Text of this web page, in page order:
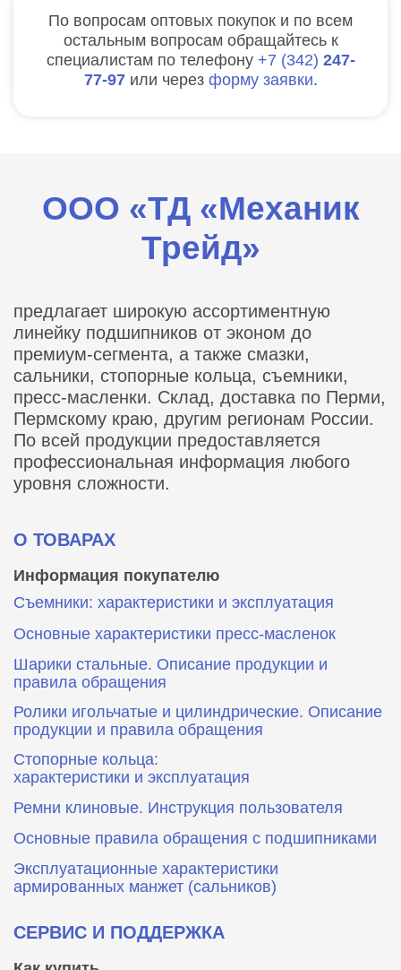
По вопросам оптовых покупок и по всем
остальным вопросам обращайтесь к
специалистам по телефону
7 342 247-
77-97 или через форму заявки.
ООО «ТД «Механик
Трейд»
предлагает широкую ассортиментную
линейку подшипников от эконом до
премиум-сегмента, а также смазки,
сальники, стопорные кольца, съемники,
пресс-масленки. Склад, доставка по Перми,
Пермскому краю, другим регионам России.
По всей продукции предоставляется
профессиональная информация любого
уровня сложности.
О ТОВАРАХ
Информация покупателю
Съемники: характеристики и эксплуатация
Основные характеристики пресс‑масленок
Шарики стальные. Описание продукции и
правила обращения
Ролики игольчатые и цилиндрические. Описание
продукции и правила обращения
Стопорные кольца:
характеристики и эксплуатация
Ремни клиновые. Инструкция пользователя
Основные правила обращения с подшипниками
Эксплуатационные характеристики
армированных манжет (сальников)
СЕРВИС И ПОДДЕРЖКА